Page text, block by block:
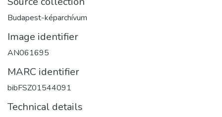
Budapest-képarchívum
Image identifier
AN061695
MARC identifier
bibFSZ01544091
Technical details